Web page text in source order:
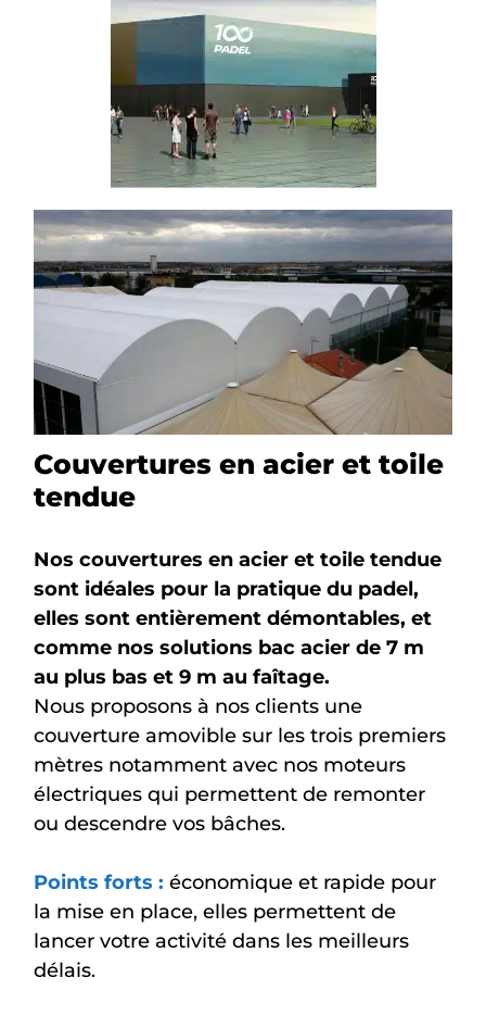
Couvertures en acier et toile
tendue
Nos couvertures en acier et toile tendue
sont idéales pour la pratique du padel,
elles sont entièrement démontables, et
comme nos solutions bac acier de 7 m
au plus bas et 9 m au faîtage.
Nous proposons à nos clients une
couverture amovible sur les trois premiers
mètres notamment avec nos moteurs
électriques qui permettent de remonter
ou descendre vos bâches.
Points forts : économique et rapide pour
la mise en place, elles permettent de
lancer votre activité dans les meilleurs
délais.